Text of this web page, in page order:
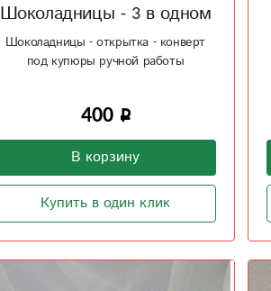
Шоколадницы - 3 в одном
Шоколадницы - открытка - конверт
под купюры ручной работы
400
В корзину
Купить в один клик